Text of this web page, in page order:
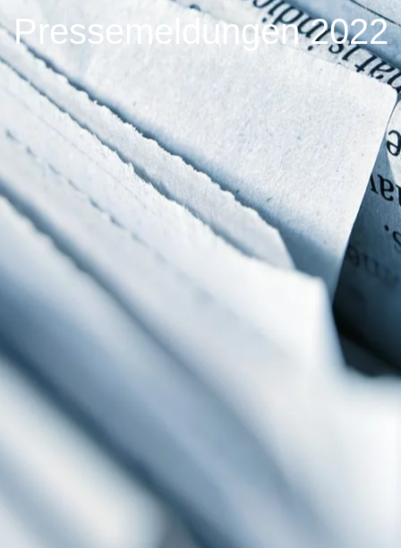
Pressemeldungen 2022